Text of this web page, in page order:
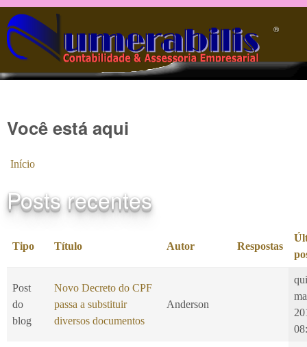
Pular para o conteúdo principal
®️
Você está aqui
Início
Posts recentes
Tipo Título Autor Respostas
Post
do
blog
Novo Decreto do CPF
passa a substituir
diversos documentos
Anderson